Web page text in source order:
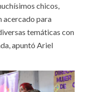
chicos,
acercado para
temáticas con
apuntó Ariel